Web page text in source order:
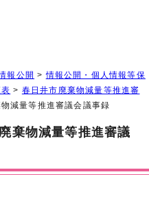
報公開 >情報公開・個人情報等保
> 春日井市廃棄物減量等推進審
減量等推進審議会議事録
棄物減量等推進審議